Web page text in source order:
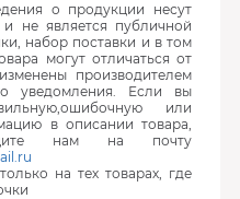
о продукции несут
не является публичной
набор поставки и в том
могут отличаться от
производителем
уведомления. Если вы
или
в описании товара,
нам на почту
на тех товарах, где